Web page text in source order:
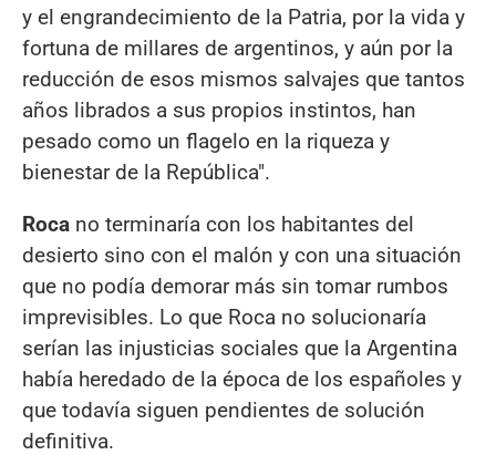
y el engrandecimiento de la Patria, por la vida y
fortuna de millares de argentinos, y aún por la
reducción de esos mismos salvajes que tantos
años librados a sus propios instintos, han
pesado como un flagelo en la riqueza y
bienestar de la República".
Roca no terminaría con los habitantes del
desierto sino con el malón y con una situación
que no podía demorar más sin tomar rumbos
imprevisibles. Lo que Roca no solucionaría
serían las injusticias sociales que la Argentina
había heredado de la época de los españoles y
que todavía siguen pendientes de solución
definitiva.